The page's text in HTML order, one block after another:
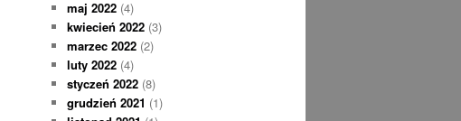
maj 2022 (4)
kwiecień 2022 (3)
marzec 2022 (2)
luty 2022 (4)
styczeń 2022 (8)
grudzień 2021 (1)